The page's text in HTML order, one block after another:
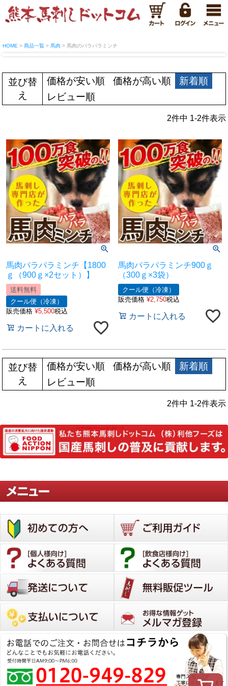
HOME 商品一覧 馬肉 馬肉のパラパラミンチ
並び替
え
価格が安い順 価格が高い順
新着順
レビュー順
2件中 1-2件表示
馬肉パラパラミンチ【1800
ｇ（900ｇ×2セット）】
送料無料
クール便（冷凍）
販売価格 ¥5,500税込
カートに入れる
馬肉パラパラミンチ900ｇ
（300ｇ×3袋）
クール便（冷凍）
販売価格 ¥2,750税込
カートに入れる
並び替
え
価格が安い順 価格が高い順
新着順
レビュー順
2件中 1-2件表示